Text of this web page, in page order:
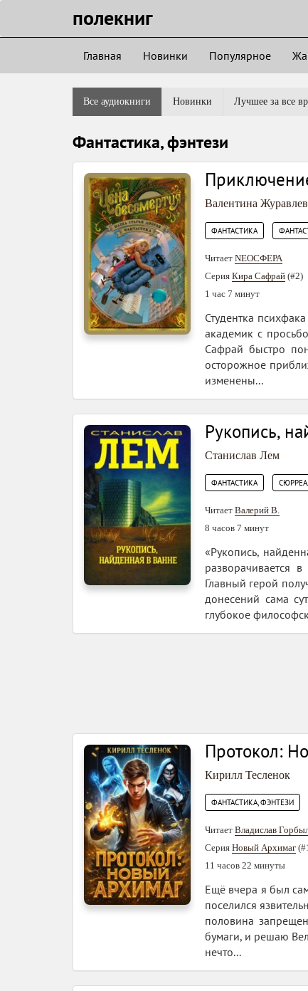
полекниг
Главная Новинки Популярное
Все аудиокниги Новинки Лучшее за все
Фантастика, фэнтези
Валентина
ФАНТАСТИКА
Читает NEOСФЕРА
Серия Кира Сафрай (#2)
1 час 7 минут
Студентка
академик с
Сафрай быстро
осторожное
изменены...
Рукопись,
Станислав Лем
ФАНТАСТИКА
Читает Валерий В.
8 часов 7 минут
«Рукопись,
разворачивается
Главный герой
донесений сама
глубокое
Протокол:
Кирилл Тесленок
ФАНТАСТИКА, ФЭНТЕЗИ
Читает Владислав
Серия Новый Архимаг
11 часов 22 минуты
Ещё вчера я был
поселился
половина
бумаги, и решаю
нечто...